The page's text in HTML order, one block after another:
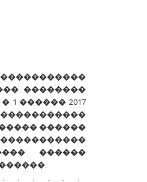
��������
������ 2017
������
������